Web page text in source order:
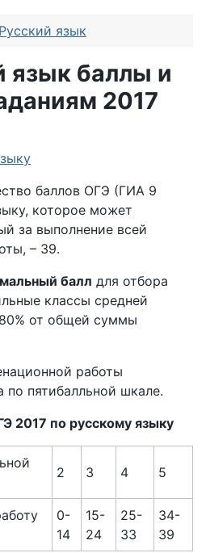
Русский язык
язык баллы и
2017
баллов ОГЭ (ГИА 9
которое может
за выполнение всей
– 39.
балл для отбора
классы средней
от общей суммы
работы
по пятибалльной шкале.
2017 по русскому языку
2 3 4 5
0-
14
15-
24
25-
33
34-
39